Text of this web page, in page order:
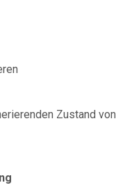
Zustand